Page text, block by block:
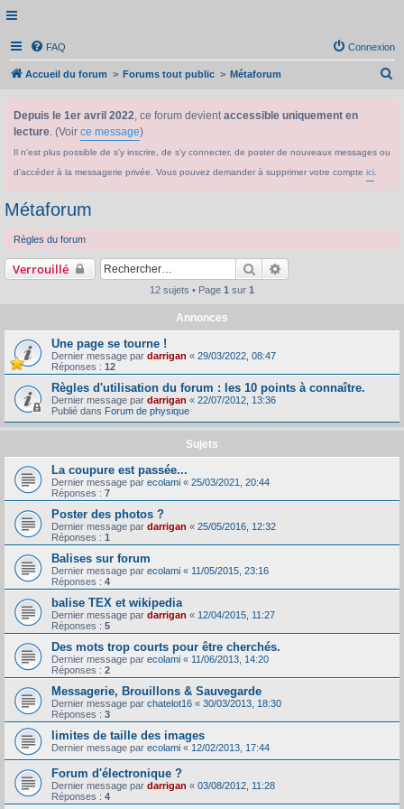
FAQ Connexion
Accueil du forum Forums tout public Métaforum
Depuis le 1er avril 2022, ce forum devientaccessible uniquement en
lecture. (Voir ce message)
Il n'est plus possible de s'y inscrire, de s'y connecter, de poster de nouveaux messages ou
d'accéder à la messagerie privée. Vous pouvez demander à supprimer votre compte ici
Métaforum
Règles du forum
Verrouillé Rechercher
12 sujets • Page 1 sur 1
Annonces
Une page se tourne !
Dernier message par darrigan « 29/03/2022, 08:47
Réponses : 12
Règles d'utilisation du forum : les 10 points à connaître.
Dernier message par darrigan « 22/07/2012, 13:36
Publié dans Forum de physique
Sujets
La coupure est passée...
Dernier message par ecolami « 25/03/2021, 20:44
Réponses : 7
Poster des photos ?
Dernier message par darrigan « 25/05/2016, 12:32
Réponses : 1
Balises sur forum
Dernier message par ecolami « 11/05/2015, 23:16
Réponses : 4
balise TEX et wikipedia
Dernier message par darrigan « 12/04/2015, 11:27
Réponses : 5
Des mots trop courts pour être cherchés.
Dernier message par ecolami « 11/06/2013, 14:20
Réponses : 2
Messagerie, Brouillons & Sauvegarde
Dernier message par chatelot16 « 30/03/2013, 18:30
Réponses : 3
limites de taille des images
Dernier message par ecolami « 12/02/2013, 17:44
Forum d'électronique ?
Dernier message par darrigan « 03/08/2012, 11:28
Réponses : 4